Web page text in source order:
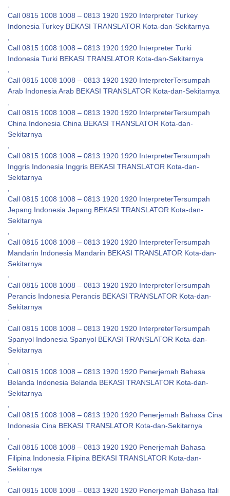
Call 0815 1008 1008 – 0813 1920 1920 Interpreter Turkey
Indonesia Turkey BEKASI TRANSLATOR Kota-dan-Sekitarnya
Call 0815 1008 1008 – 0813 1920 1920 Interpreter Turki
Indonesia Turki BEKASI TRANSLATOR Kota-dan-Sekitarnya
Call 0815 1008 1008 – 0813 1920 1920 InterpreterTersumpah
Arab Indonesia Arab BEKASI TRANSLATOR Kota-dan-Sekitarnya
Call 0815 1008 1008 – 0813 1920 1920 InterpreterTersumpah
China Indonesia China BEKASI TRANSLATOR Kota-dan-
Sekitarnya
Call 0815 1008 1008 – 0813 1920 1920 InterpreterTersumpah
Inggris Indonesia Inggris BEKASI TRANSLATOR Kota-dan-
Sekitarnya
Call 0815 1008 1008 – 0813 1920 1920 InterpreterTersumpah
Jepang Indonesia Jepang BEKASI TRANSLATOR Kota-dan-
Sekitarnya
Call 0815 1008 1008 – 0813 1920 1920 InterpreterTersumpah
Mandarin Indonesia Mandarin BEKASI TRANSLATOR Kota-dan-
Sekitarnya
Call 0815 1008 1008 – 0813 1920 1920 InterpreterTersumpah
Perancis Indonesia Perancis BEKASI TRANSLATOR Kota-dan-
Sekitarnya
Call 0815 1008 1008 – 0813 1920 1920 InterpreterTersumpah
Spanyol Indonesia Spanyol BEKASI TRANSLATOR Kota-dan-
Sekitarnya
Call 0815 1008 1008 – 0813 1920 1920 Penerjemah Bahasa
Belanda Indonesia Belanda BEKASI TRANSLATOR Kota-dan-
Sekitarnya
Call 0815 1008 1008 – 0813 1920 1920 Penerjemah Bahasa Cina
Indonesia Cina BEKASI TRANSLATOR Kota-dan-Sekitarnya
Call 0815 1008 1008 – 0813 1920 1920 Penerjemah Bahasa
Filipina Indonesia Filipina BEKASI TRANSLATOR Kota-dan-
Sekitarnya
Call 0815 1008 1008 – 0813 1920 1920 Penerjemah Bahasa Itali